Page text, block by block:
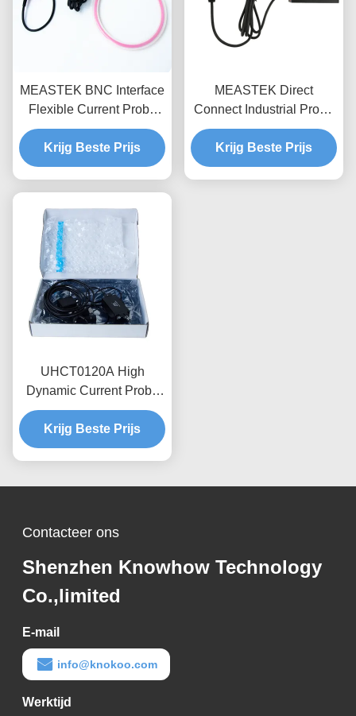
MEASTEK BNC Interface
Flexible Current Probe
LCTB-serie Aanpasbare
Flexible Rogowski Coil
Probe
Krijg Beste Prijs
MEASTEK Direct
Connect Industrial Probe
LCTD-serie Lage
frequentie Flexible
Current Probe, Global
Krijg Beste Prijs
UHCT0120A High
Dynamic Current Probe
0.12kA Peak 70%/ms
Verdunning, Anti-
interferentieontwerp
Krijg Beste Prijs
Contacteer ons
Shenzhen Knowhow Technology
Co.,limited
E-mail
info@knokoo.com
Werktijd